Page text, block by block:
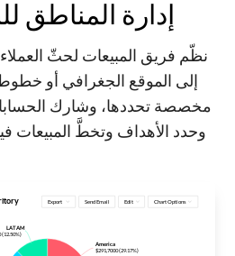
إدارة المناطق
نظّم فريق المبيعات لحثّ العملاء
إلى الموقع الجغرافي أو خطوط
مخصصة تحددها، وشارك
وحدد الأهداف وتخطَّ المبيعات